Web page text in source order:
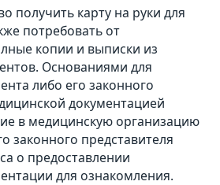
получить карту на руки для
потребовать от
копии и выписки из
Основаниями для
либо его законного
документацией
в медицинскую организацию
законного представителя
о предоставлении
для ознакомления.